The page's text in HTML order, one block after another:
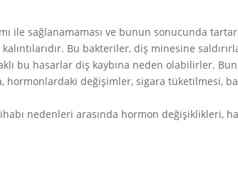
ile sağlanamaması ve bunun sonucunda
Bu bakteriler, diş minesine
bu hasarlar diş kaybına neden olabilirler.
hormonlardaki değişimler, sigara tüketilmesi,
nedenleri arasında hormon değişiklikleri,